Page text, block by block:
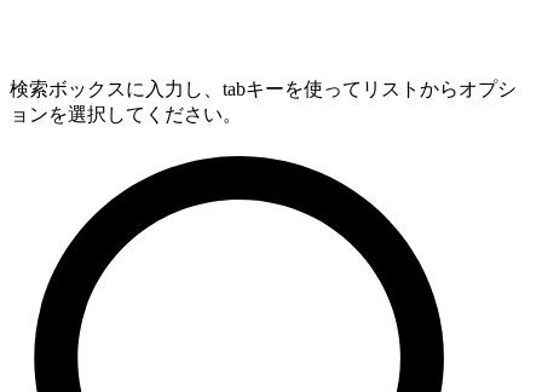
検索ボックスに入力し、tabキーを使ってリストからオプシ
ョンを選択してください。